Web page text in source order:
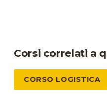
Corsi correlati a
CORSO LOGISTICA